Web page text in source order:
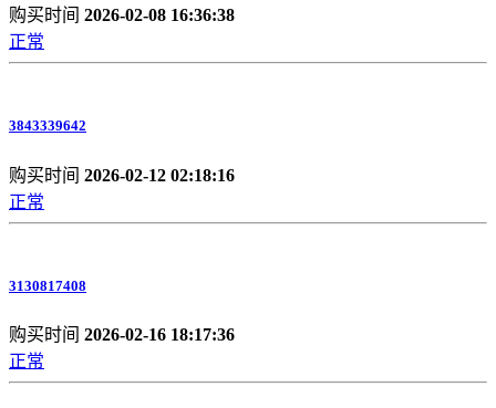
购买时间 2026-02-08 16:36:38
正常
3843339642
购买时间 2026-02-12 02:18:16
正常
3130817408
购买时间 2026-02-16 18:17:36
正常